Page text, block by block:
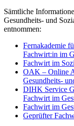
Sämtliche
Gesundheits- und
entnommen:
Fernakademie
Fachwirt:in im
Fachwirt im
OAK – Online
Gesundheits-
DIHK Service
Fachwirt im
Fachwirt im
Geprüfter